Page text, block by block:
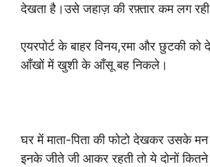
देखता है।उसे जहाज़ की रफ़्तार कम लग रही
एयरपोर्ट के बाहर विनय,रमा और छुटकी
आँखों में खुशी के आँसू बह निकले।
घर में माता-पिता की फोटो देखकर उसके
इनके जीते जी आकर रहती तो ये दोनों